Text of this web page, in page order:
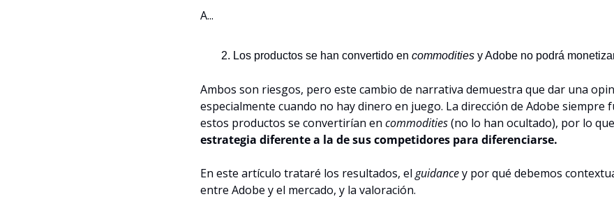
A...
Los productos se han convertido en commodities y Adobe no podrá
Ambos son riesgos, pero este cambio de narrativa demuestra que dar una
especialmente cuando no hay dinero en juego. La dirección de Adobe siempre
estos productos se convertirían en commodities
estrategia diferente a la de sus competidores para diferenciarse.
En este artículo trataré los resultados, el guidance y por qué debemos
entre Adobe y el mercado, y la valoración.